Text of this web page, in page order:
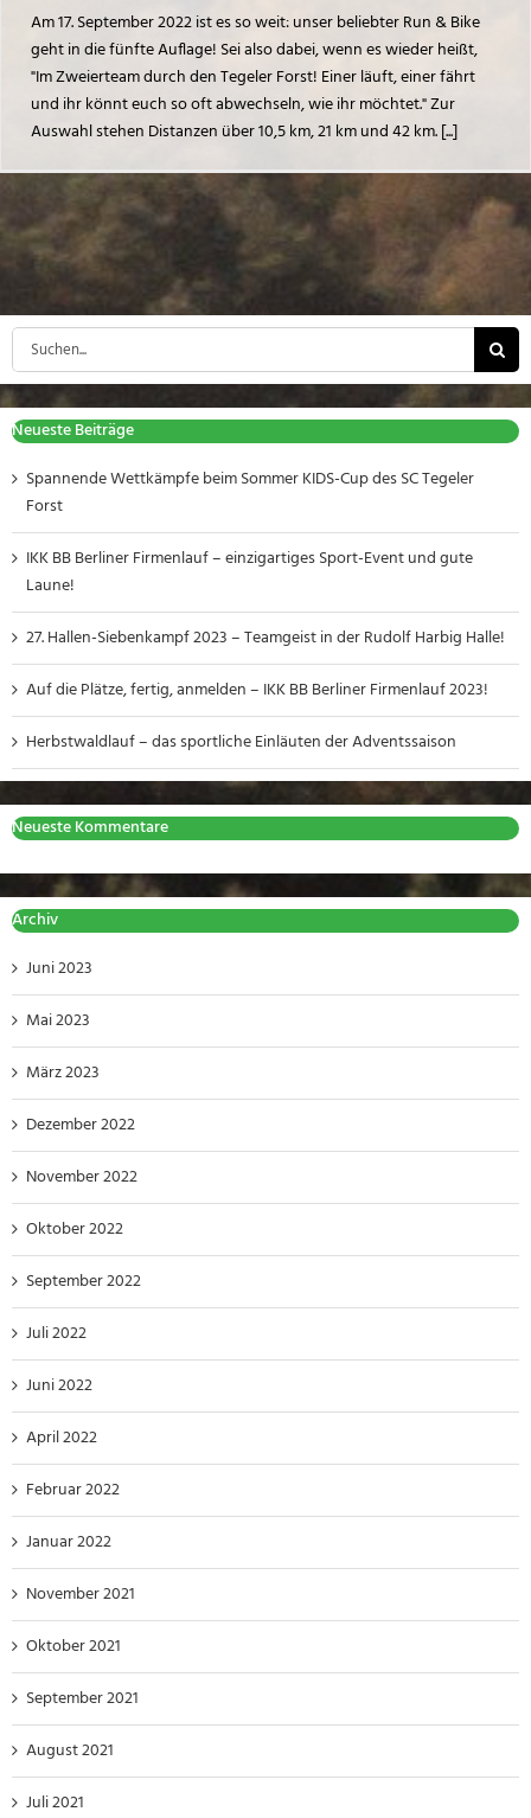
Am 17. September 2022 ist es so weit: unser beliebter Run & Bike
geht in die fünfte Auflage! Sei also dabei, wenn es wieder heißt,
"Im Zweierteam durch den Tegeler Forst! Einer läuft, einer fährt
und ihr könnt euch so oft abwechseln, wie ihr möchtet." Zur
Auswahl stehen Distanzen über 10,5 km, 21 km und 42 km. [...]
Suche
nach:
Neueste Beiträge
Spannende Wettkämpfe beim Sommer KIDS-Cup des SC Tegeler
Forst
IKK BB Berliner Firmenlauf – einzigartiges Sport-Event und gute
Laune!
27. Hallen-Siebenkampf 2023 – Teamgeist in der Rudolf Harbig Halle!
Auf die Plätze, fertig, anmelden – IKK BB Berliner Firmenlauf 2023!
Herbstwaldlauf – das sportliche Einläuten der Adventssaison
Neueste Kommentare
Archiv
Juni 2023
Mai 2023
März 2023
Dezember 2022
November 2022
Oktober 2022
September 2022
Juli 2022
Juni 2022
April 2022
Februar 2022
Januar 2022
November 2021
Oktober 2021
September 2021
August 2021
Juli 2021